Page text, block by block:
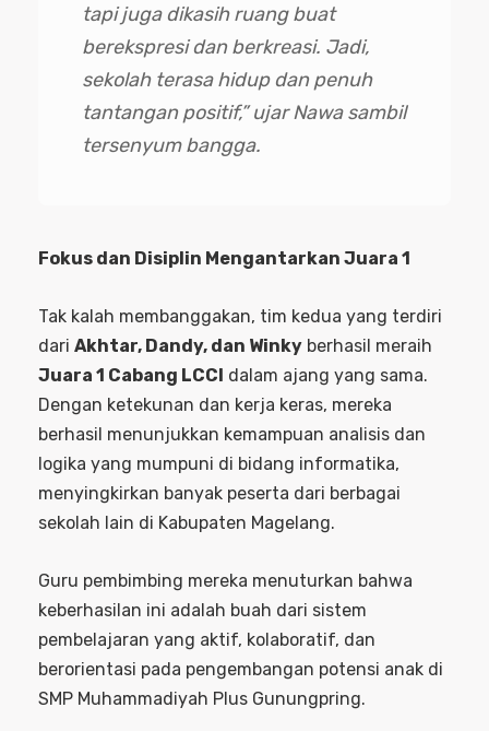
tapi juga dikasih ruang buat
berekspresi dan berkreasi. Jadi,
sekolah terasa hidup dan penuh
tantangan positif,” ujar Nawa sambil
tersenyum bangga.
Fokus dan Disiplin Mengantarkan Juara 1
Tak kalah membanggakan, tim kedua yang terdiri
dari Akhtar, Dandy, dan Winky berhasil meraih
Juara 1 Cabang LCCI dalam ajang yang sama.
Dengan ketekunan dan kerja keras, mereka
berhasil menunjukkan kemampuan analisis dan
logika yang mumpuni di bidang informatika,
menyingkirkan banyak peserta dari berbagai
sekolah lain di Kabupaten Magelang.
Guru pembimbing mereka menuturkan bahwa
keberhasilan ini adalah buah dari sistem
pembelajaran yang aktif, kolaboratif, dan
berorientasi pada pengembangan potensi anak di
SMP Muhammadiyah Plus Gunungpring.